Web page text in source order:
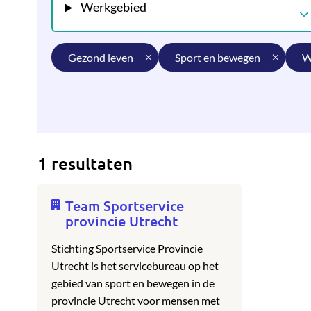
Werkgebied
gezond leven sport en bewegen
1 resultaten
Team Sportservice
provincie Utrecht
Stichting Sportservice Provincie
Utrecht is het servicebureau op het
gebied van sport en bewegen in de
provincie Utrecht voor mensen met